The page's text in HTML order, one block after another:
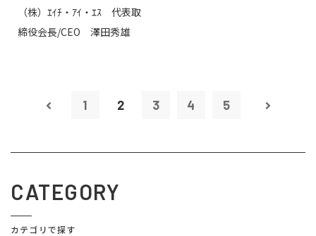
（株）ｴｲﾁ・ｱｲ・ｴｽ 代表取
締役会長/CEO 澤田秀雄
1 2 3 4 5
CATEGORY
カテゴリで探す